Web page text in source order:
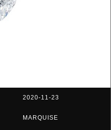
2020-11-23
MARQUISE